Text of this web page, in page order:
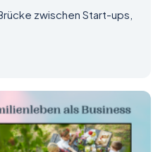
zwischen Start-ups,